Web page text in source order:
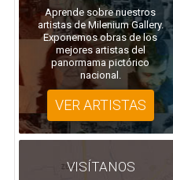
Aprende sobre nuestros
artistas de Milenium Gallery.
Exponemos obras de los
mejores artistas del
panormama pictórico
nacional.
VER ARTISTAS
VISÍTANOS